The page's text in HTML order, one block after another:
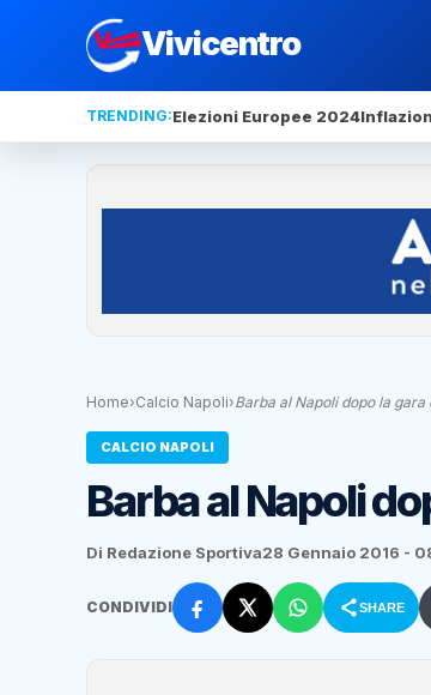
Vivicentro
TRENDING:Elezioni Europee 2024
Home›Calcio Napoli›Barba al Napoli dopo la gara
CALCIO NAPOLI
Barba al Napoli
Di Redazione Sportiva28 Gennaio 2016 -
CONDIVIDI SHARE